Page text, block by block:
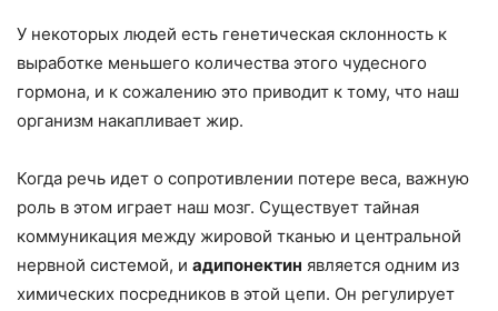
У некоторых людей есть генетическая склонность к
выработке меньшего количества этого чудесного
гормона, и к сожалению это приводит к тому, что наш
организм накапливает жир.
Когда речь идет о сопротивлении потере веса, важную
роль в этом играет наш мозг. Существует тайная
коммуникация между жировой тканью и центральной
нервной системой, и адипонектин является одним из
химических посредников в этой цепи. Он регулирует